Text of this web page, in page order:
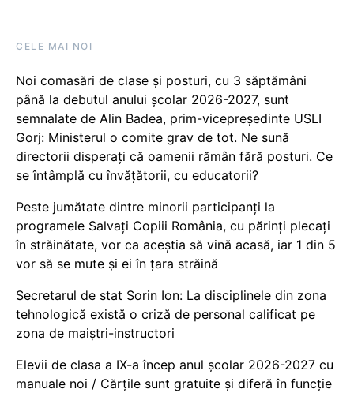
CELE MAI NOI
Noi comasări de clase și posturi, cu 3 săptămâni
până la debutul anului școlar 2026-2027, sunt
semnalate de Alin Badea, prim-vicepreședinte USLI
Gorj: Ministerul o comite grav de tot. Ne sună
directorii disperați că oamenii rămân fără posturi. Ce
se întâmplă cu învățătorii, cu educatorii?
Peste jumătate dintre minorii participanți la
programele Salvați Copiii România, cu părinți plecați
în străinătate, vor ca aceștia să vină acasă, iar 1 din 5
vor să se mute și ei în țara străină
Secretarul de stat Sorin Ion: La disciplinele din zona
tehnologică există o criză de personal calificat pe
zona de maiștri-instructori
Elevii de clasa a IX-a încep anul școlar 2026-2027 cu
manuale noi / Cărțile sunt gratuite și diferă în funcție